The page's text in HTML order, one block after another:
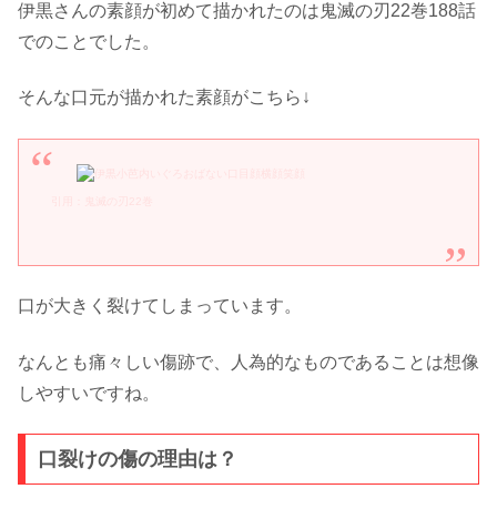
伊黒さんの素顔が初めて描かれたのは鬼滅の刃22巻188話
でのことでした。
そんな口元が描かれた素顔がこちら↓
口が大きく裂けてしまっています。
なんとも痛々しい傷跡で、人為的なものであることは想像
しやすいですね。
口裂けの傷の理由は？